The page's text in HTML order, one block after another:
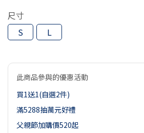
尺寸
S
L
此商品參與的優惠活動
買1送1(自選2件)
滿5288抽萬元好禮
父親節加購價520起